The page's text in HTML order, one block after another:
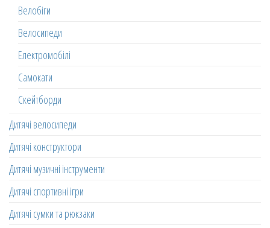
Велобіги
Велосипеди
Електромобілі
Самокати
Скейтборди
Дитячі велосипеди
Дитячі конструктори
Дитячі музичні інструменти
Дитячі спортивні ігри
Дитячі сумки та рюкзаки